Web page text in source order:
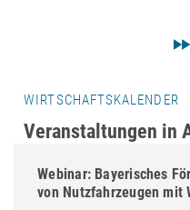
WIRTSCHAFTSKALENDER
Veranstaltungen in
Webinar: Bayerisches
von Nutzfahrzeugen mit